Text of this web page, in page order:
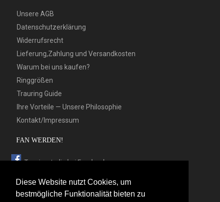
Diese Website nutzt Cookies, um
bestmögliche Funktionalität bieten zu
Unsere AGB
Datenschutzerklärung
Widerrufsrecht
Lieferung,Zahlung und Versandkosten
Warum bei uns kaufen?
Ringgrößen
Trauring Guide
Ihre Vorteile — Unsere Philosophie
Kontakt/Impressum
FAN WERDEN!
Trauringstudio bei Facebook
Trauringstudio bei Twitter